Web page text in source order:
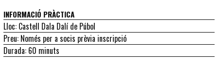
INFORMACIÓ PRÀCTICA
Lloc: Castell Dala Dalí de Púbol
Preu: Només per a socis prèvia inscripció
Durada: 60 minuts